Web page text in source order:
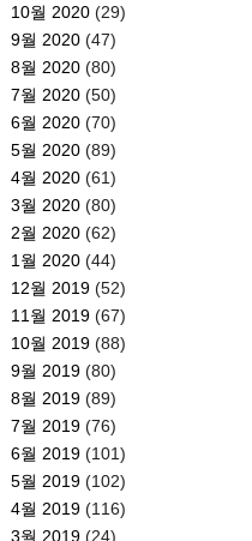
10월 2020(29)
9월 2020(47)
8월 2020(80)
7월 2020(50)
6월 2020(70)
5월 2020(89)
4월 2020(61)
3월 2020(80)
2월 2020(62)
1월 2020(44)
12월 2019(52)
11월 2019(67)
10월 2019(88)
9월 2019(80)
8월 2019(89)
7월 2019(76)
6월 2019(101)
5월 2019(102)
4월 2019(116)
3월 2019(24)